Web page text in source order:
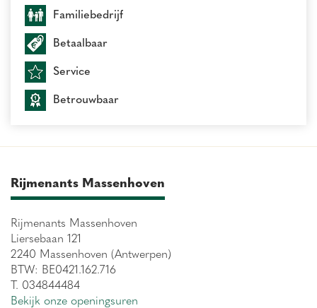
Familiebedrijf
Betaalbaar
Service
Betrouwbaar
Rijmenants Massenhoven
Rijmenants Massenhoven
Liersebaan 121
2240 Massenhoven (Antwerpen)
BTW: BE0421.162.716
T. 034844484
Bekijk onze openingsuren